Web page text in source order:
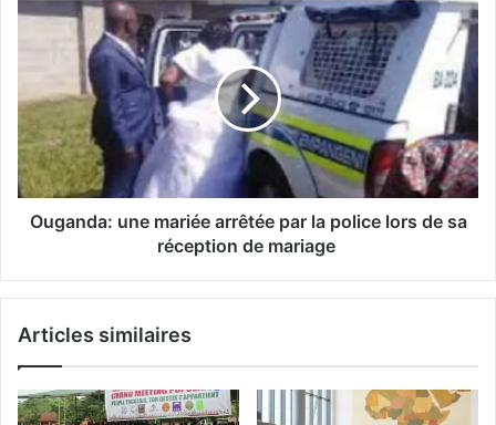
Ouganda: une mariée arrêtée par la police lors de sa
réception de mariage
Articles similaires